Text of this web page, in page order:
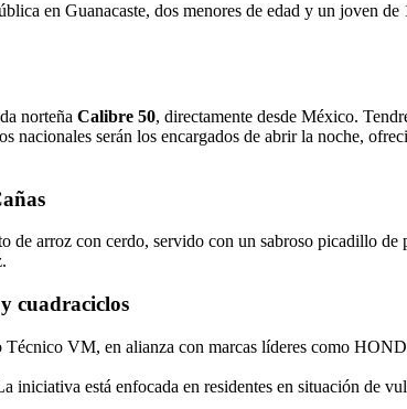
en Guanacaste, dos menores de edad y un joven
norteña Calibre 50, directamente desde México.
serán los encargados de abrir la noche,
arroz con cerdo, servido con un sabroso picadillo de
cuadraciclos
VM, en alianza con marcas líderes como
está enfocada en residentes en situación de